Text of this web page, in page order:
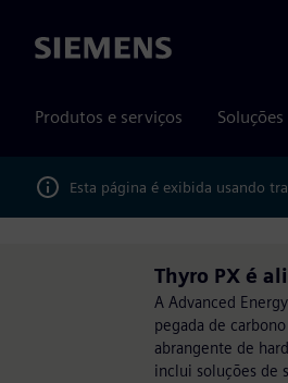
Siemens
Produtos e serviços Soluções
Esta página é exibida usando
Thyro PX é
A Advanced
pegada de
abrangente de
inclui soluções de